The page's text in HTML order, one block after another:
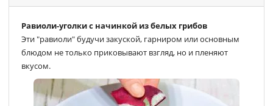
Равиоли-уголки с начинкой из белых грибов
Эти "равиоли" будучи закуской, гарниром или основным
блюдом не только приковывают взгляд, но и пленяют
вкусом.